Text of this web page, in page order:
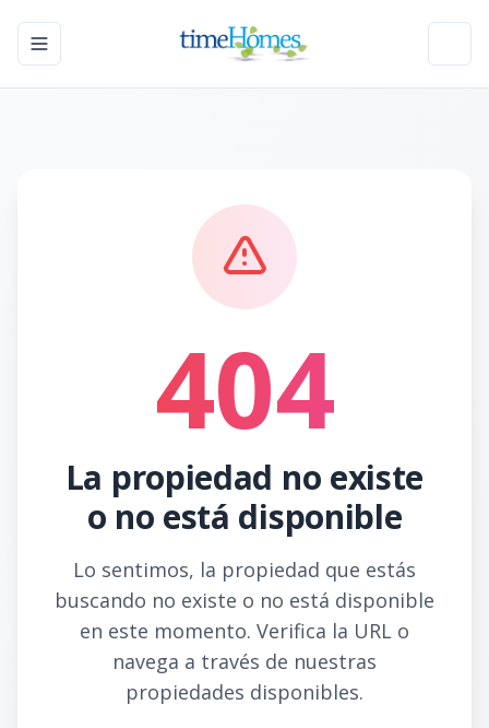
Toggle navigation menu
404
La propiedad no existe
o no está disponible
Lo sentimos, la propiedad que estás
buscando no existe o no está disponible
en este momento. Verifica la URL o
navega a través de nuestras
propiedades disponibles.